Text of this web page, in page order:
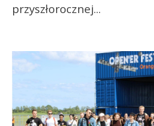
przyszłorocznej...